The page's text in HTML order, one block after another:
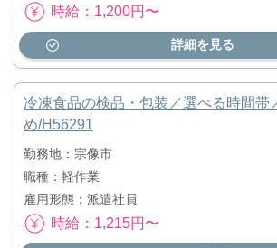
時給：1,200円〜
詳細を見る
冷凍食品の検品・包装／選べる時間帯
め/H56291
勤務地：宗像市
職種：軽作業
雇用形態：派遣社員
時給：1,215円〜